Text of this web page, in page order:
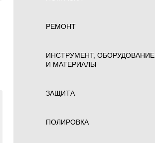
РЕМОНТ
ИНСТРУМЕНТ, ОБОРУДОВАНИЕ
И МАТЕРИАЛЫ
ЗАЩИТА
ПОЛИРОВКА